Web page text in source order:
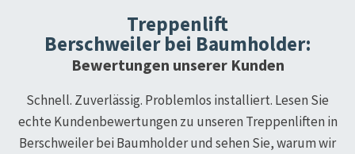
Treppenlift
Berschweiler bei Baumholder:
Bewertungen unserer Kunden
Schnell. Zuverlässig. Problemlos installiert. Lesen Sie
echte Kundenbewertungen zu unseren Treppenliften in
Berschweiler bei Baumholderund sehen Sie, warum wir